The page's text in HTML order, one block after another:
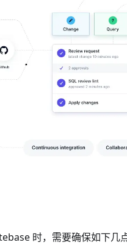
时，需要确保如下几点